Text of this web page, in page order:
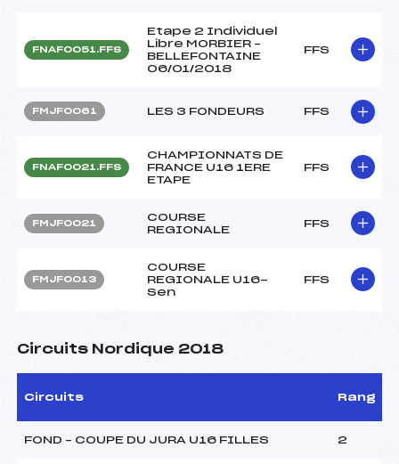
FNAF0051.FFS
Etape 2 Individuel
Libre MORBIER –
BELLEFONTAINE
06/01/2018
FFS
FMJF0061 LES 3 FONDEURS FFS
FNAF0021.FFS
CHAMPIONNATS DE
FRANCE U16 1ERE
ETAPE
FFS
FMJF0021
COURSE
REGIONALE
FFS
FMJF0013
COURSE
REGIONALE U16-
Sen
FFS
Circuits Nordique 2018
Circuits Rang
FOND – COUPE DU JURA U16 FILLES 2